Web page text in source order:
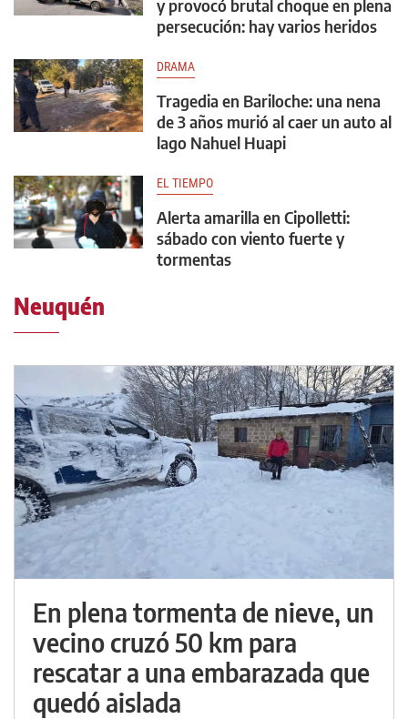
y provocó brutal choque en plena
persecución: hay varios heridos
DRAMA
Tragedia en Bariloche: una nena
de 3 años murió al caer un auto al
lago Nahuel Huapi
EL TIEMPO
Alerta amarilla en Cipolletti:
sábado con viento fuerte y
tormentas
Neuquén
En plena tormenta de nieve, un
vecino cruzó 50 km para
rescatar a una embarazada que
quedó aislada